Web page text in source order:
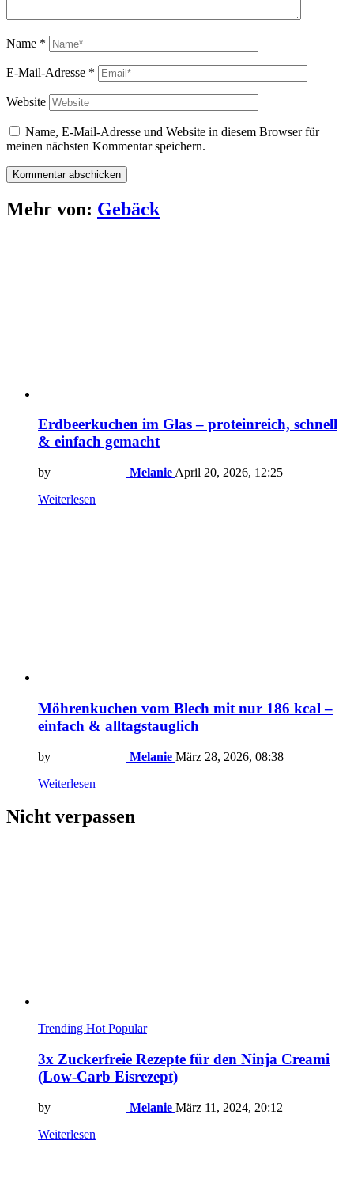
Name *
E-Mail-Adresse *
Website
Name, E-Mail-Adresse und Website in diesem Browser für
meinen nächsten Kommentar speichern.
Mehr von: Gebäck
Erdbeerkuchen im Glas – proteinreich, schnell
& einfach gemacht
by Melanie April 20, 2026, 12:25
Weiterlesen
Möhrenkuchen vom Blech mit nur 186 kcal –
einfach & alltagstauglich
by Melanie März 28, 2026, 08:38
Weiterlesen
Nicht verpassen
Trending Hot Popular
3x Zuckerfreie Rezepte für den Ninja Creami
(Low-Carb Eisrezept)
by Melanie März 11, 2024, 20:12
Weiterlesen